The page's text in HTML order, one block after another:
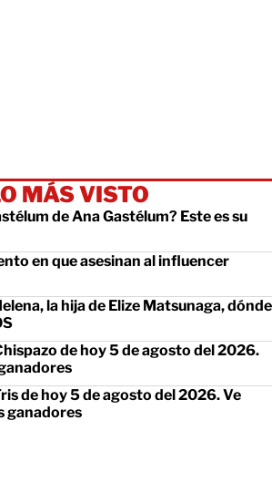
MÁS VISTO
de Ana Gastélum? Este es su
en que asesinan al influencer
la hija de Elize Matsunaga, dónde
de hoy 5 de agosto del 2026.
de hoy 5 de agosto del 2026. Ve
ganadores